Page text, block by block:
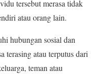
tersebut merasa tidak
atau orang lain.
hubungan sosial dan
terasing atau terputus dari
teman atau